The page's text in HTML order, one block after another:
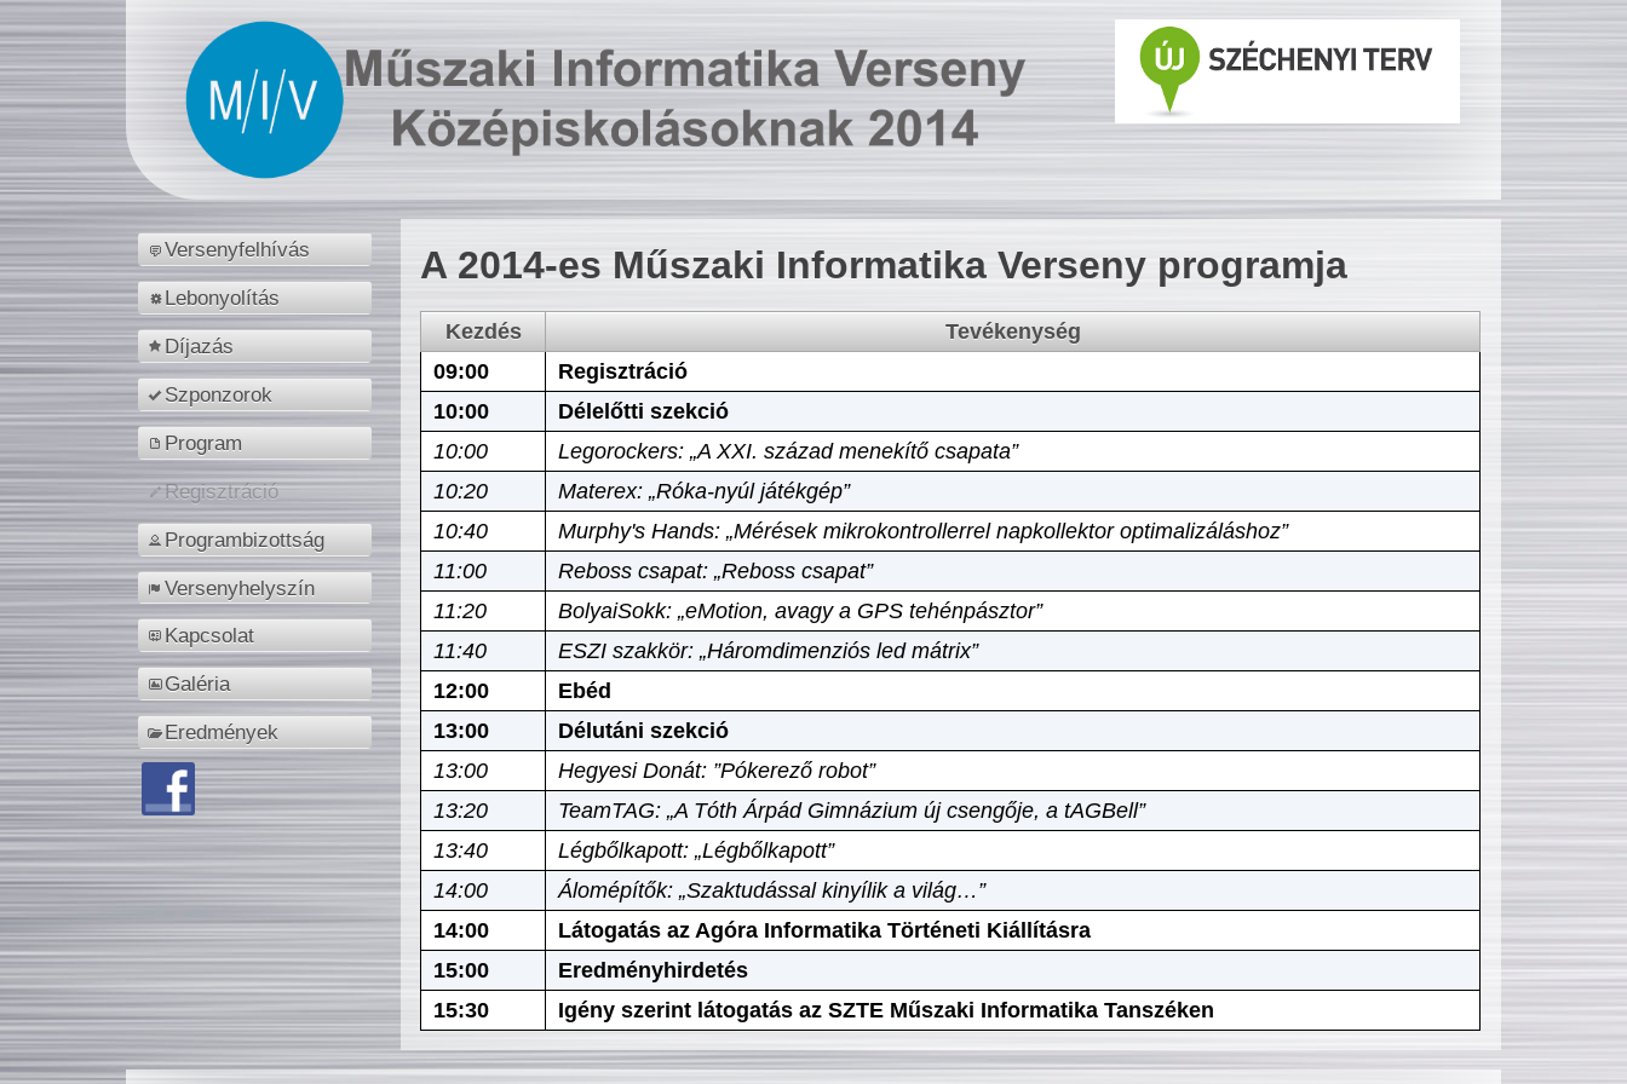
Versenyfelhívás
Lebonyolítás
Díjazás
Szponzorok
Program
Regisztráció
Programbizottság
Versenyhelyszín
Kapcsolat
Galéria
Eredmények
A 2014-es Műszaki Informatika Verseny programja
Kezdés
Tevékenység
09:00
Regisztráció
10:00
Délelőtti szekció
10:00
Legorockers: „A XXI. század menekítő csapata”
10:20
Materex: „Róka-nyúl játékgép”
10:40
Murphy's Hands: „Mérések mikrokontrollerrel napkollektor optimalizáláshoz”
11:00
Reboss csapat: „Reboss csapat”
11:20
BolyaiSokk: „eMotion, avagy a GPS tehénpásztor”
11:40
ESZI szakkör: „Háromdimenziós led mátrix”
12:00
Ebéd
13:00
Délutáni szekció
13:00
Hegyesi Donát: ”Pókerező robot”
13:20
TeamTAG: „A Tóth Árpád Gimnázium új csengője, a tAGBell”
13:40
Légbőlkapott: „Légbőlkapott”
14:00
Álomépítők: „Szaktudással kinyílik a világ…”
14:00
Látogatás az Agóra Informatika Történeti Kiállításra
15:00
Eredményhirdetés
15:30
Igény szerint látogatás az SZTE Műszaki Informatika Tanszéken